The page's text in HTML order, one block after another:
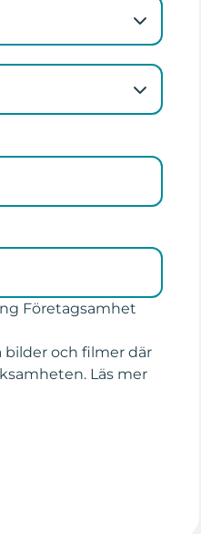
Företagsamhet
och filmer där
Läs mer